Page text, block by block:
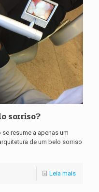
sorriso?
resume a apenas um
de um belo sorriso
Leia mais